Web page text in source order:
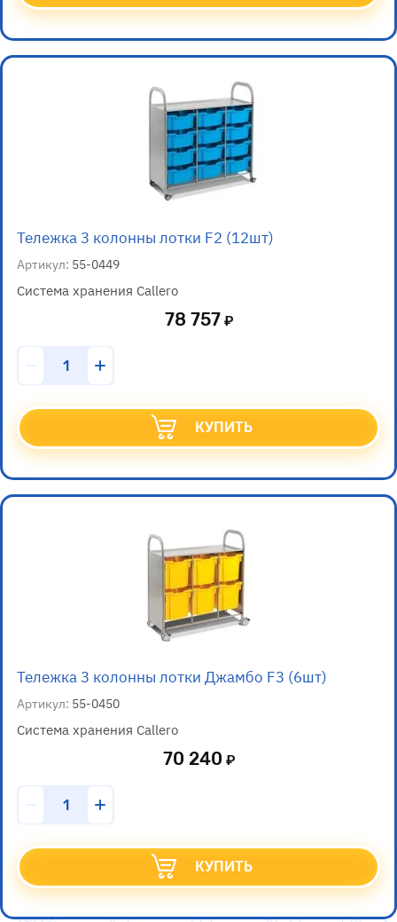
Тележка 3 колонны лотки F2 (12шт)
Артикул: 55-0449
Система хранения Callero
78 757
КУПИТЬ
Тележка 3 колонны лотки Джамбо F3 (6шт)
Артикул: 55-0450
Система хранения Callero
70 240
КУПИТЬ